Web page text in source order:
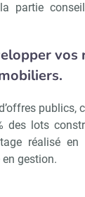
partie
vos
publics,
des lots
réalisé
en gestion.